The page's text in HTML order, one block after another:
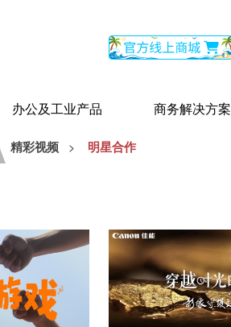
办公及工业产品 商务解决方案
精彩视频 > 明星合作